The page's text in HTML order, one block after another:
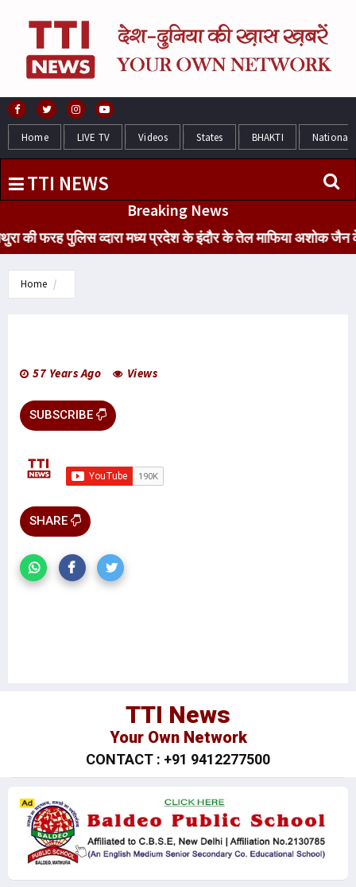
Home LIVE TV Videos States BHAKTI National
TTI NEWS
Breaking News
पुलिस व्दारा मध्य प्रदेश के इंदौर के तेल माफिया अशोक जैन के पंप
Home
57 Years Ago Views
SUBSCRIBE
SHARE
TTI News
Your Own Network
CONTACT : +91 9412277500